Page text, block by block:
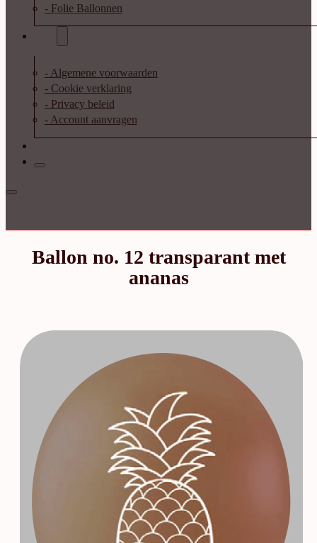
- Folie Ballonnen
- Algemene voorwaarden
- Cookie verklaring
- Privacy beleid
- Account aanvragen
Ballon no. 12 transparant met
ananas